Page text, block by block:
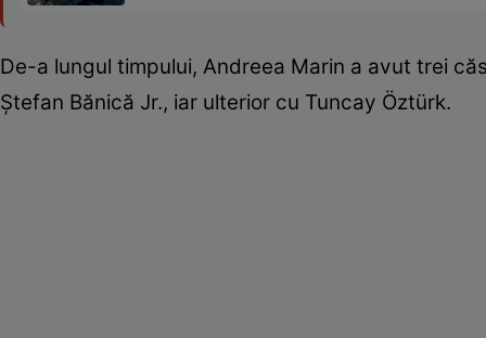
De-a lungul timpului, Andreea Marin a avut trei
Ștefan Bănică Jr., iar ulterior cu Tuncay Öztürk.